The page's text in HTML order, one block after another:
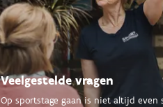
Veelgestelde vragen
Op sportstage gaan is niet altijd even